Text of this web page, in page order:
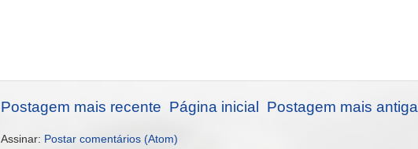
Postagem mais recente Postagem mais antiga
Página inicial
Assinar: Postar comentários (Atom)